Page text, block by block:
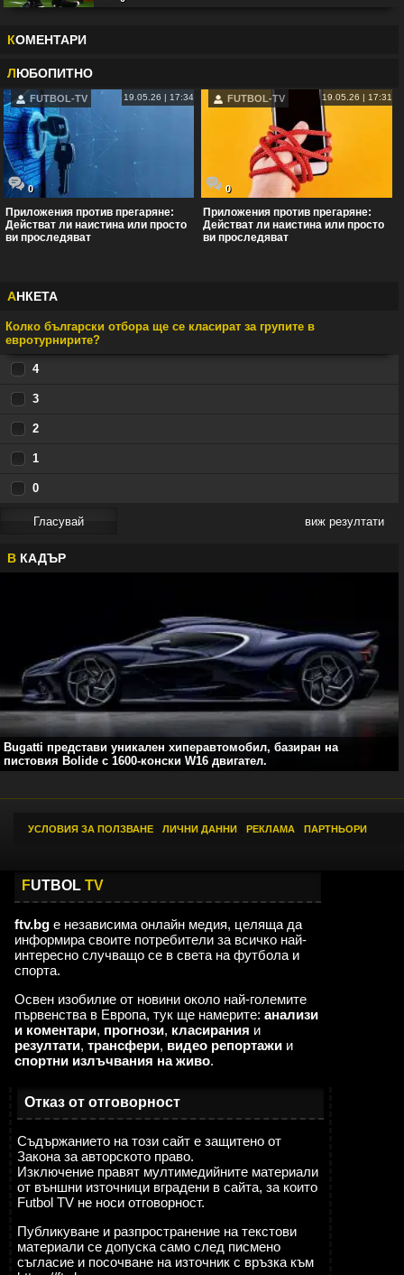
КОМЕНТАРИ
ЛЮБОПИТНО
FUTBOL-TV 19.05.26 | 17:34
0
Приложения против прегаряне:
Действат ли наистина или просто
ви проследяват
FUTBOL-TV 19.05.26 | 17:31
0
Приложения против прегаряне:
Действат ли наистина или просто
ви проследяват
АНКЕТА
Колко български отбора ще се класират за групите в
евротурнирите?
4
3
2
1
0
виж резултати
В КАДЪР
Bugatti представи уникален хиперавтомобил, базиран на
пистовия Bolide с 1600-конски W16 двигател.
УСЛОВИЯ ЗА ПОЛЗВАНЕ ЛИЧНИ ДАННИ РЕКЛАМА ПАРТНЬОРИ
FUTBOL TV
ftv.bg е независима онлайн медия, целяща да
информира своите потребители за всичко най-
интересно случващо се в света на футбола и
спорта.
Освен изобилие от новини около най-големите
първенства в Европа, тук ще намерите: анализи
и коментари, прогнози, класирания и
резултати, трансфери, видео репортажи и
спортни излъчвания на живо.
Отказ от отговорност
Съдържанието на този сайт е защитено от
Закона за авторското право.
Изключение правят мултимедийните материали
от външни източници вградени в сайта, за които
Futbol TV не носи отговорност.
Публикуване и разпространение на текстови
материали се допуска само след писмено
съгласие и посочване на източник с връзка към